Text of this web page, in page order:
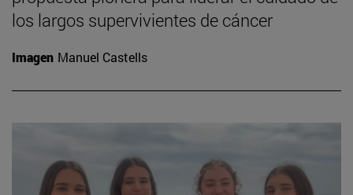
los largos supervivientes de cáncer
Imagen Manuel Castells